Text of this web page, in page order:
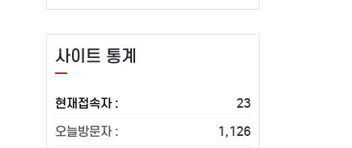
사이트 통계
현재접속자 :
23
오늘방문자 :
1,126